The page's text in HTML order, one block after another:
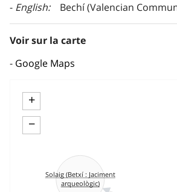
English
Bechí (Valencian
Voir sur la carte
Google Maps
+
−
Solaig (Betxí : Jaciment
arqueològic)